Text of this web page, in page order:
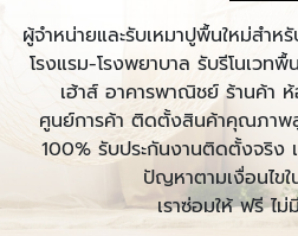
ผู้จำหน่ายและรับเหมาปูพื้นใหม่สำห
โรงแรม-โรงพยาบาล รับรีโนเวท
เฮ้าส์ อาคารพาณิชย์ ร้านค้า ห้
ศูนย์การค้า ติดตั้งสินค้าคุณภาพ
100% รับประกันงานติดตั้งจริง
ปัญหาตามเงื่อนไขใ
เราซ่อมให้ ฟรี ไม่